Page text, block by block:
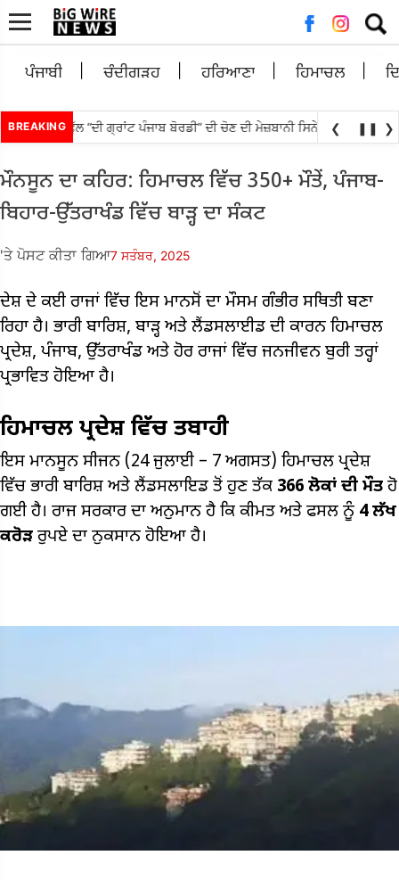
ਲਈ
ਖੋਜ:
ਪੰਜਾਬੀ ਚੰਦੀਗੜਹ ਹਰਿਆਣਾ ਹਿਮਾਚਲ
BREAKINGਫੁੱਲ “ਦੀ ਗ੍ਰਾਂਟ ਪੰਜਾਬ ਬੋਰਡੀ” ਦੀ ਚੋਣ ਦੀ ਮੇਜ਼ਬਾਨੀ ਸਿਨੇਮਾ ਅਤੇ ਸੈਰ-ਸਪਾਟੇ ਨੂੰ
❮ ❚❚ ❯
ਮੌਨਸੂਨ ਦਾ ਕਹਿਰ: ਹਿਮਾਚਲ ਵਿੱਚ 350+ ਮੌਤੇਂ, ਪੰਜਾਬ-
ਬਿਹਾਰ-ਉੱਤਰਾਖੰਡ ਵਿੱਚ ਬਾੜ੍ਹ ਦਾ ਸੰਕਟ
'ਤੇ ਪੋਸਟ ਕੀਤਾ ਗਿਆ7 ਸਤੰਬਰ, 2025
ਦੇਸ਼ ਦੇ ਕਈ ਰਾਜਾਂ ਵਿੱਚ ਇਸ ਮਾਨਸੋਂ ਦਾ ਮੌਸਮ ਗੰਭੀਰ ਸਥਿਤੀ ਬਣਾ
ਰਿਹਾ ਹੈ। ਭਾਰੀ ਬਾਰਿਸ਼, ਬਾੜ੍ਹ ਅਤੇ ਲੈਂਡਸਲਾਈਡ ਦੀ ਕਾਰਨ ਹਿਮਾਚਲ
ਪ੍ਰਦੇਸ਼, ਪੰਜਾਬ, ਉੱਤਰਾਖੰਡ ਅਤੇ ਹੋਰ ਰਾਜਾਂ ਵਿੱਚ ਜਨਜੀਵਨ ਬੁਰੀ ਤਰ੍ਹਾਂ
ਪ੍ਰਭਾਵਿਤ ਹੋਇਆ ਹੈ।
ਹਿਮਾਚਲ ਪ੍ਰਦੇਸ਼ ਵਿੱਚ ਤਬਾਹੀ
ਇਸ ਮਾਨਸੂਨ ਸੀਜਨ (24 ਜੁਲਾਈ – 7 ਅਗਸਤ) ਹਿਮਾਚਲ ਪ੍ਰਦੇਸ਼
ਵਿੱਚ ਭਾਰੀ ਬਾਰਿਸ਼ ਅਤੇ ਲੈਂਡਸਲਾਇਡ ਤੋਂ ਹੁਣ ਤੱਕ 366 ਲੋਕਾਂ ਦੀ ਮੌਤ ਹੋ
ਗਈ ਹੈ। ਰਾਜ ਸਰਕਾਰ ਦਾ ਅਨੁਮਾਨ ਹੈ ਕਿ ਕੀਮਤ ਅਤੇ ਫਸਲ ਨੂੰ 4ਲੱਖ
ਕਰੋੜ ਰੁਪਏ ਦਾ ਨੁਕਸਾਨ ਹੋਇਆ ਹੈ।